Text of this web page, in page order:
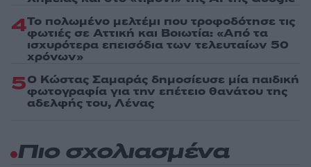
4Το πολωμένο μελτέμι που τροφοδότησε τις
φωτιές σε Αττική και Βοιωτία: «Από τα
ισχυρότερα επεισόδια των τελευταίων 50
χρόνων»
5Ο Κώστας Σαμαράς δημοσίευσε μία παιδική
φωτογραφία για την επέτειο θανάτου της
αδελφής του, Λένας
Πιο σχολιασμένα